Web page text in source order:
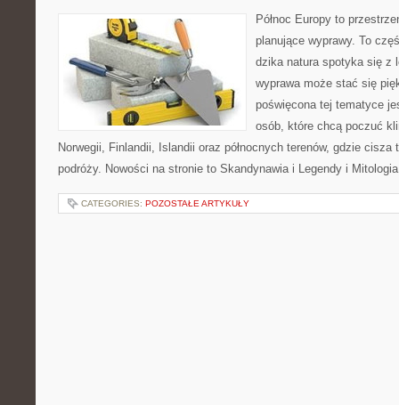
Północ Europy to
planujące wyprawy. To
dzika natura spotyka się z
wyprawa może stać się
poświęcona tej tematyce
osób, które chcą poczuć
Norwegii, Finlandii, Islandii oraz północnych terenów, gdzie cisza
podróży. Nowości na stronie to Skandynawia i Legendy i
CATEGORIES: POZOSTAŁE ARTYKUŁY